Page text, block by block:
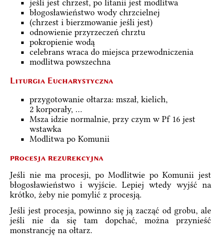
jeśli jest chrzest, po litanii jest modlitwa
błogosławieństwo wody chrzcielnej
(chrzest i bierzmowanie jeśli jest)
odnowienie przyrzeczeń chrztu
pokropienie wodą
celebrans wraca do miejsca przewodniczenia
modlitwa powszechna
Liturgia Eucharystyczna
przygotowanie ołtarza: mszał, kielich,
2 korporały, ...
Msza idzie normalnie, przy czym w Pf 16 jest
wstawka
Modlitwa po Komunii
procesja rezurekcyjna
Jeśli nie ma procesji, po Modlitwie po Komunii jest
błogosławieństwo i wyjście. Lepiej wtedy wyjść na
krótko, żeby nie pomylić z procesją.
Jeśli jest procesja, powinno się ją zacząć od grobu, ale
jeśli nie da się tam dopchać, można przynieść
monstrancję na ołtarz.